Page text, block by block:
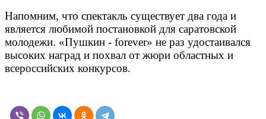
Напомним, что спектакль существует два года и
является любимой постановкой для саратовской
молодежи. «Пушкин - forever» не раз удостаивался
высоких наград и похвал от жюри областных и
всероссийских конкурсов.